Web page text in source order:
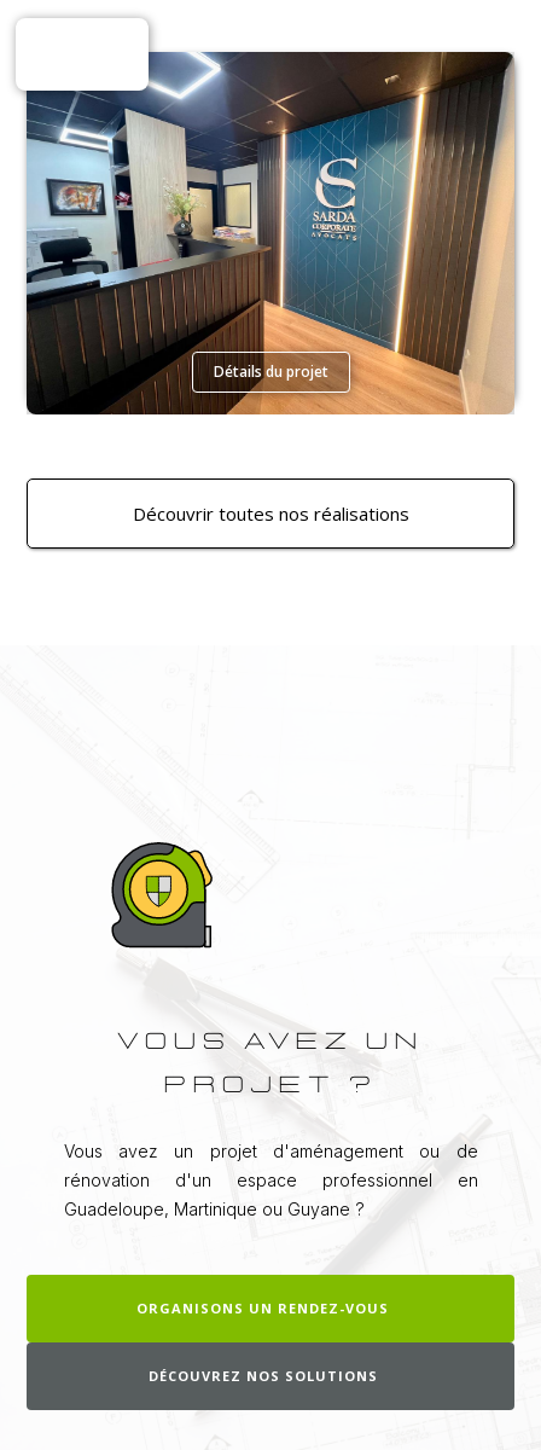
Détails du projet
Découvrir toutes nos réalisations
VOUS AVEZ UN
PROJET ?
Vous avez un projet d'aménagement ou de
rénovation d'un espace professionnel en
Guadeloupe, Martinique ou Guyane ?
ORGANISONS UN RENDEZ-VOUS
DÉCOUVREZ NOS SOLUTIONS